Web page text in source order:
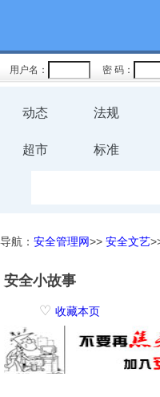
用户名： 密 码：
动态 法规
超市 标准
导航： 安全管理网>> 安全文艺
安全小故事
♡ 收藏本页